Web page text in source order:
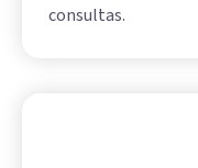
consultas.